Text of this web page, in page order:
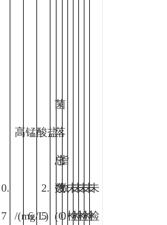
0.
7
高锰酸盐
指
数
/(mg/L)
6
2.
5
菌
落
总
数
(C
1
0
未
检
未
检
未
检
未
检
未
检